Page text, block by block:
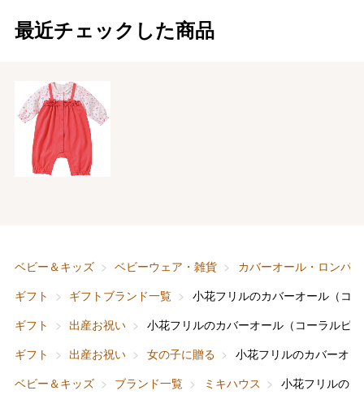
最近チェックした商品
ベビー＆キッズ ベビーウェア・雑貨
カバーオール・ロンパ
ギフト
ギフトブランド一覧
小花フリルのカバーオール（コ
ギフト
出産お祝い
小花フリルのカバーオール（コーラルピ
ギフト
出産お祝い 女の子に贈る
小花フリルのカバーオ
ベビー＆キッズ
ブランド一覧 ミキハウス 小花フリルの
ファッション
ホーム＆インテリア
ベビー＆キッズ
出産内祝い
結婚内祝い
お香典返し
快気祝い
父の日
お中元
敬老の日